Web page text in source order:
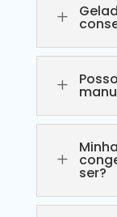
L
L
L
ser?